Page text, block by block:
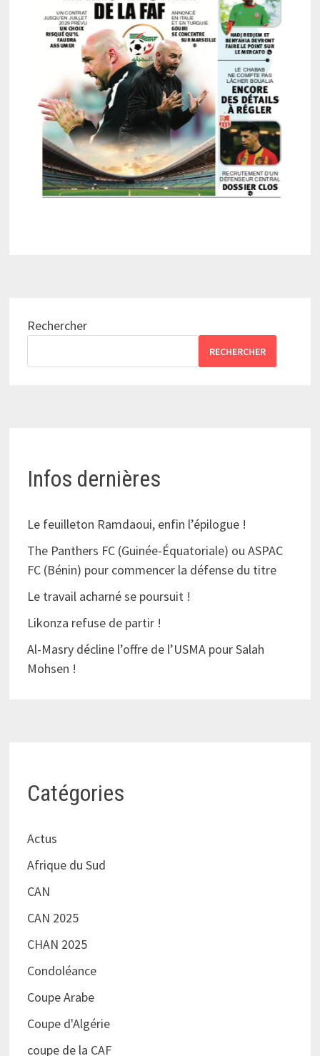
Rechercher
RECHERCHER
Infos dernières
Le feuilleton Ramdaoui, enfin l’épilogue !
The Panthers FC (Guinée-Équatoriale) ou ASPAC
FC (Bénin) pour commencer la défense du titre
Le travail acharné se poursuit !
Likonza refuse de partir !
Al-Masry décline l’offre de l’USMA pour Salah
Mohsen !
Catégories
Actus
Afrique du Sud
CAN
CAN 2025
CHAN 2025
Condoléance
Coupe Arabe
Coupe d'Algérie
coupe de la CAF